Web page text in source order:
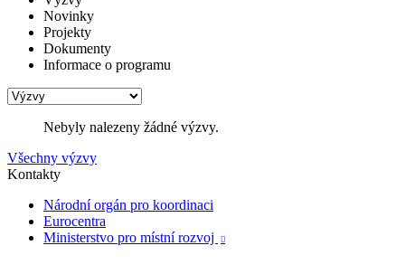
Novinky
Projekty
Dokumenty
Informace o programu
Nebyly nalezeny žádné výzvy.
Všechny výzvy
Kontakty
Národní orgán pro koordinaci
Eurocentra
Ministerstvo pro místní rozvoj
